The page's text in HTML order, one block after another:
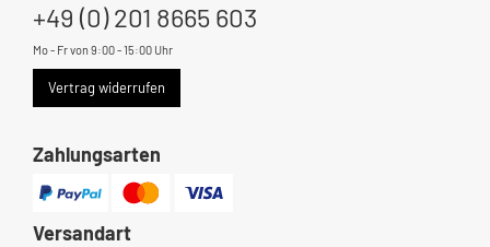
+49 (0) 201 8665 603
Mo - Fr von 9:00 - 15:00 Uhr
Vertrag widerrufen
Zahlungsarten
Versandart